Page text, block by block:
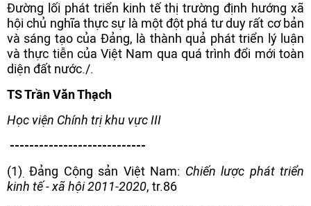
Đường lối phát triển kinh tế thị trường định hướng xã
hội chủ nghĩa thực sự là một đột phá tư duy rất cơ bản
và sáng tạo của Ðảng, là thành quả phát triển lý luận
và thực tiễn của Việt Nam qua quá trình đổi mới toàn
diện đất nước./.
TS Trần Văn Thạch
Học viện Chính trị khu vực III
----------------------------
(1).Đảng Cộng sản Việt Nam: Chiến lược phát triển
kinh tế - xã hội 2011-2020, tr.86